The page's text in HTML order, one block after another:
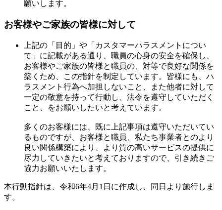
願いします。
お客様やご家族の皆様に対して
上記の「目的」や「カスタマーハラスメントについ
て」に記載がある通り、職員の心身の安全を確保し、
お客様やご家族の皆様と職員の、対等で良好な関係を
築くため、この指針を制定しています。皆様にも、ハ
ラスメント行為へ加担しないこと、また他者に対して
一定の敬意を持って行動し、法令を遵守していただく
こと、をお願いしたいと考えています。
多くのお客様には、既に上記事項は遵守いただいてい
るものですが、お客様と職員、私たち事業者とのより
良い関係構築により、より質の高いサービスの提供に
尽力していきたいと考えておりますので、引き続きご
協力お願いいたします。
本行動指針は、令和6年4月1日に作成し、同日より施行しま
す。